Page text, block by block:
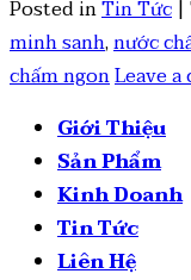
Posted inTin Tức |
minh sanh,nước
chấm ngonLeave
Giới Thiệu
Sản Phẩm
Kinh Doanh
Tin Tức
Liên Hệ